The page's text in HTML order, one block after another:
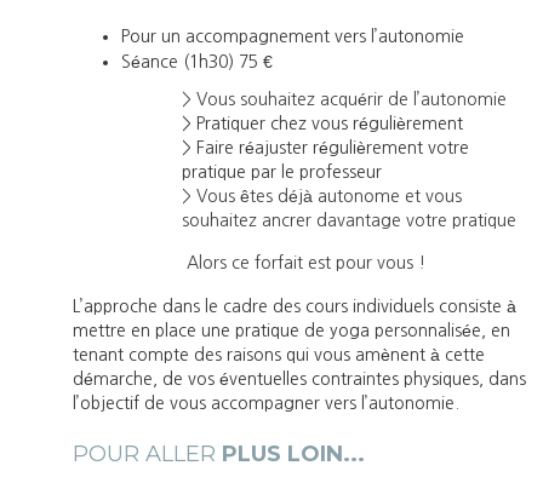
Pour un accompagnement vers l’autonomie
Séance (1h30) 75 €
> Vous souhaitez acquérir de l’autonomie
> Pratiquer chez vous régulièrement
> Faire réajuster régulièrement votre
pratique par le professeur
> Vous êtes déjà autonome et vous
souhaitez ancrer davantage votre pratique
Alors ce forfait est pour vous !
L’approche dans le cadre des cours individuels consiste à
mettre en place une pratique de yoga personnalisée, en
tenant compte des raisons qui vous amènent à cette
démarche, de vos éventuelles contraintes physiques, dans
l’objectif de vous accompagner vers l’autonomie.
POUR ALLER PLUS LOIN...